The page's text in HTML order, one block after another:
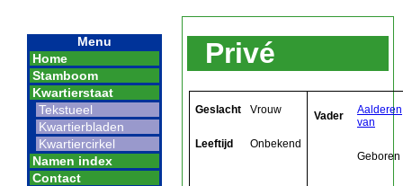
Menu
Home
Stamboom
Kwartierstaat
Tekstueel
Kwartierbladen
Kwartiercirkel
Namen index
Contact
Privé
Geslacht Vrouw
Leeftijd Onbekend
Vader
van
Geboren